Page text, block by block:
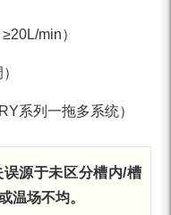
min）
系列一拖多系统）
误源于未区分槽内/槽
温场不均。